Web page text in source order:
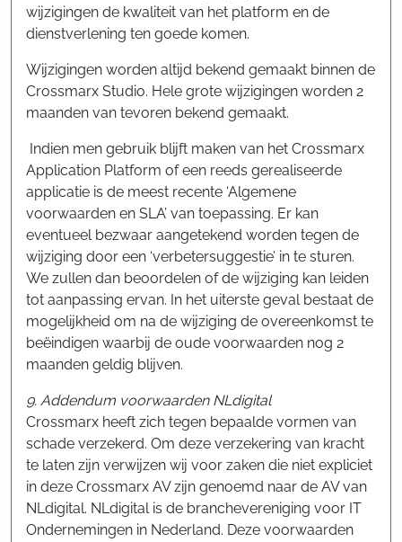
wijzigingen de kwaliteit van het platform en de
dienstverlening ten goede komen.
Wijzigingen worden altijd bekend gemaakt binnen de
Crossmarx Studio. Hele grote wijzigingen worden 2
maanden van tevoren bekend gemaakt.
Indien men gebruik blijft maken van het Crossmarx
Application Platform of een reeds gerealiseerde
applicatie is de meest recente ‘Algemene
voorwaarden en SLA’ van toepassing. Er kan
eventueel bezwaar aangetekend worden tegen de
wijziging door een ‘verbetersuggestie’ in te sturen.
We zullen dan beoordelen of de wijziging kan leiden
tot aanpassing ervan. In het uiterste geval bestaat de
mogelijkheid om na de wijziging de overeenkomst te
beëindigen waarbij de oude voorwaarden nog 2
maanden geldig blijven.
9. Addendum voorwaarden NLdigital
Crossmarx heeft zich tegen bepaalde vormen van
schade verzekerd. Om deze verzekering van kracht
te laten zijn verwijzen wij voor zaken die niet expliciet
in deze Crossmarx AV zijn genoemd naar de AV van
NLdigital. NLdigital is de branchevereniging voor IT
Ondernemingen in Nederland. Deze voorwaarden